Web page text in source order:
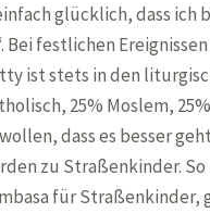
glücklich, dass ich
festlichen
ist stets in den
25% Moslem,
dass es besser
zu Straßenkinder.
für Straßenkinder,